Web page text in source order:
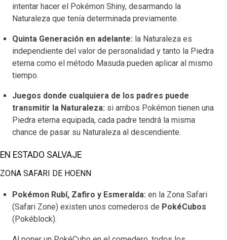
intentar hacer el Pokémon Shiny, desarmando la
Naturaleza que tenía determinada previamente.
Quinta Generación en adelante: la Naturaleza es
independiente del valor de personalidad y tanto la Piedra
eterna como el método Masuda pueden aplicar al mismo
tiempo.
Juegos donde cualquiera de los padres puede
transmitir la Naturaleza: si ambos Pokémon tienen una
Piedra eterna equipada, cada padre tendrá la misma
chance de pasar su Naturaleza al descendiente.
EN ESTADO SALVAJE
ZONA SAFARI DE HOENN
Pokémon Rubí, Zafiro y Esmeralda: en la Zona Safari
(Safari Zone) existen unos comederos de PokéCubos
(Pokéblock).